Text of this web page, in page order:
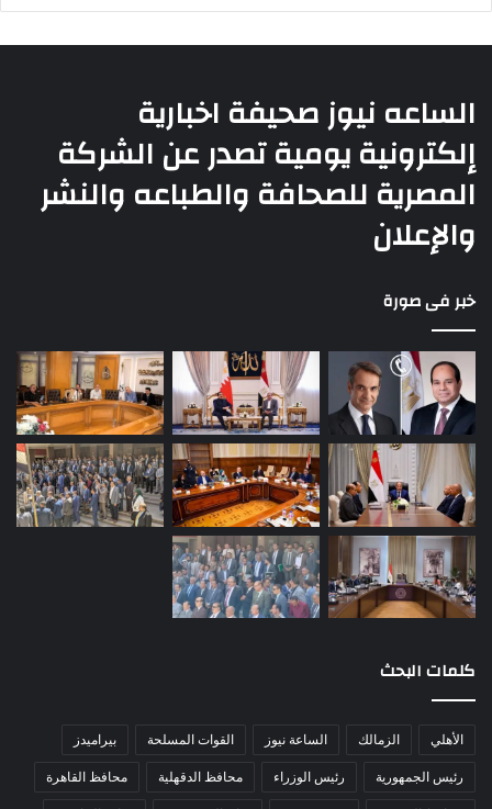
الساعه نيوز صحيفة اخبارية
إلكترونية يومية تصدر عن الشركة
المصرية للصحافة والطباعه والنشر
والإعلان
خبر فى صورة
كلمات البحث
الأهلي الزمالك الساعة نيوز القوات المسلحة
بيراميدز
رئيس الجمهورية
رئيس الوزراء محافظ الدقهلية
محافظ القاهرة